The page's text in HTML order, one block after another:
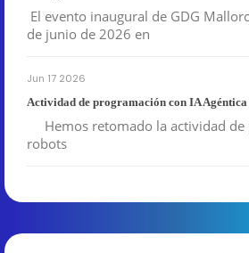
El evento inaugural de GDG
de junio de 2026 en
Jun 17 2026
Actividad de programación con IA
Hemos retomado la actividad de
robots